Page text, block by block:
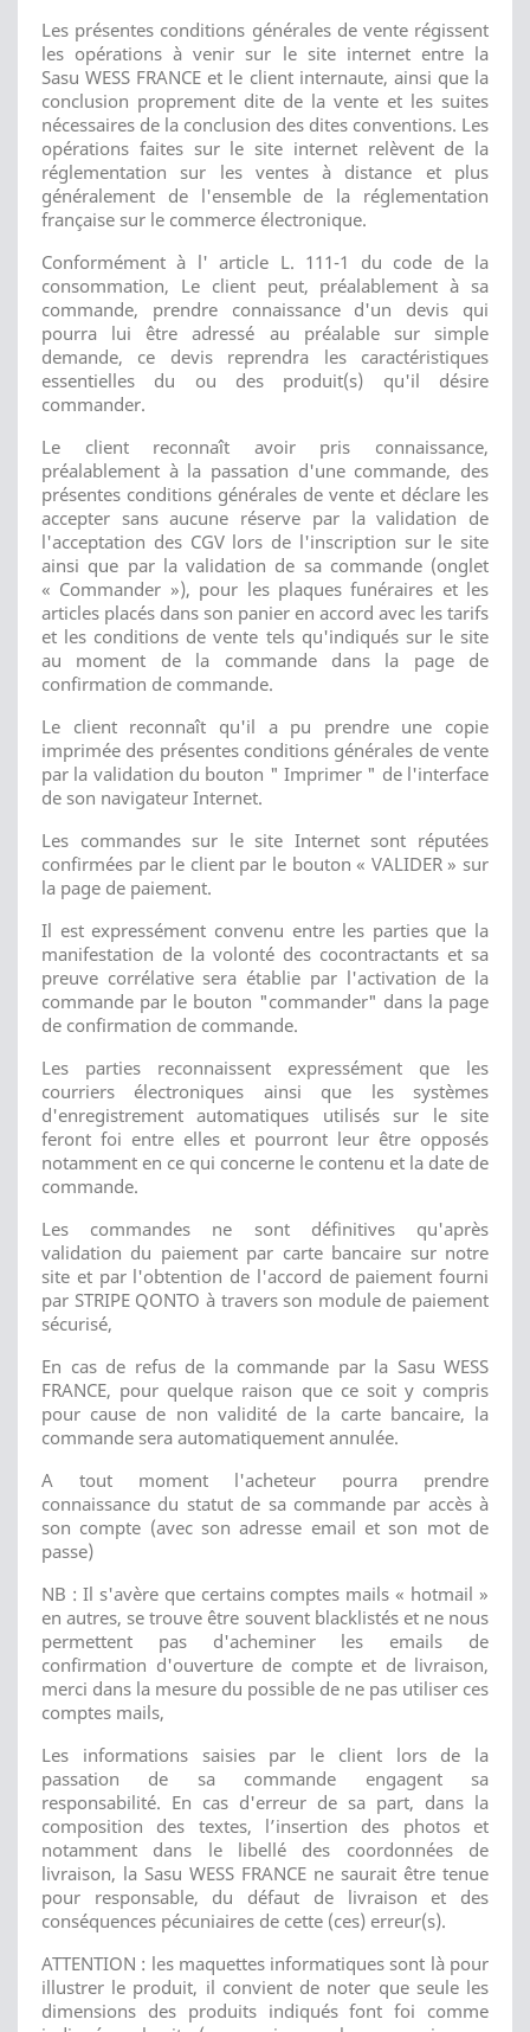
Les présentes conditions générales de vente régissent
les opérations à venir sur le site internet entre la
Sasu WESS FRANCE et le client internaute, ainsi que la
conclusion proprement dite de la vente et les suites
nécessaires de la conclusion des dites conventions. Les
opérations faites sur le site internet relèvent de la
réglementation sur les ventes à distance et plus
généralement de l'ensemble de la réglementation
française sur le commerce électronique.
Conformément à l' article L. 111-1 du code de la
consommation, Le client peut, préalablement à sa
commande, prendre connaissance d'un devis qui
pourra lui être adressé au préalable sur simple
demande, ce devis reprendra les caractéristiques
essentielles du ou des produit(s) qu'il désire
commander.
Le client reconnaît avoir pris connaissance,
préalablement à la passation d'une commande, des
présentes conditions générales de vente et déclare les
accepter sans aucune réserve par la validation de
l'acceptation des CGV lors de l'inscription sur le site
ainsi que par la validation de sa commande (onglet
« Commander »), pour les plaques funéraires et les
articles placés dans son panier en accord avec les tarifs
et les conditions de vente tels qu'indiqués sur le site
au moment de la commande dans la page de
confirmation de commande.
Le client reconnaît qu'il a pu prendre une copie
imprimée des présentes conditions générales de vente
par la validation du bouton " Imprimer " de l'interface
de son navigateur Internet.
Les commandes sur le site Internet sont réputées
confirmées par le client par le bouton « VALIDER » sur
la page de paiement.
Il est expressément convenu entre les parties que la
manifestation de la volonté des cocontractants et sa
preuve corrélative sera établie par l'activation de la
commande par le bouton "commander" dans la page
de confirmation de commande.
Les parties reconnaissent expressément que les
courriers électroniques ainsi que les systèmes
d'enregistrement automatiques utilisés sur le site
feront foi entre elles et pourront leur être opposés
notamment en ce qui concerne le contenu et la date de
commande.
Les commandes ne sont définitives qu'après
validation du paiement par carte bancaire sur notre
site et par l'obtention de l'accord de paiement fourni
par STRIPE QONTO à travers son module de paiement
sécurisé,
En cas de refus de la commande par la Sasu WESS
FRANCE, pour quelque raison que ce soit y compris
pour cause de non validité de la carte bancaire, la
commande sera automatiquement annulée.
A tout moment l'acheteur pourra prendre
connaissance du statut de sa commande par accès à
son compte (avec son adresse email et son mot de
passe)
NB : Il s'avère que certains comptes mails « hotmail »
en autres, se trouve être souvent blacklistés et ne nous
permettent pas d'acheminer les emails de
confirmation d'ouverture de compte et de livraison,
merci dans la mesure du possible de ne pas utiliser ces
comptes mails,
Les informations saisies par le client lors de la
passation de sa commande engagent sa
responsabilité. En cas d'erreur de sa part, dans la
composition des textes, l’insertion des photos et
notamment dans le libellé des coordonnées de
livraison, la Sasu WESS FRANCE ne saurait être tenue
pour responsable, du défaut de livraison et des
conséquences pécuniaires de cette (ces) erreur(s).
ATTENTION : les maquettes informatiques sont là pour
illustrer le produit, il convient de noter que seule les
dimensions des produits indiqués font foi comme